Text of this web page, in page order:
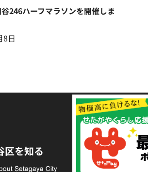
246ハーフマラソンを開催しま
8日
区を知る
の募集につい